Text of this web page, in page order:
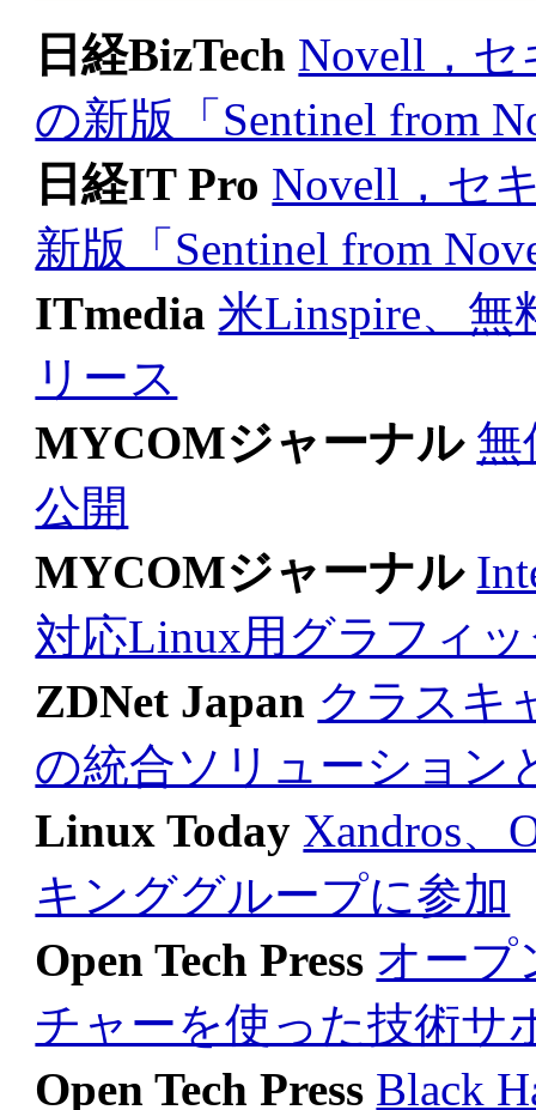
日経BizTech Novell，
の新版「Sentinel from
日経IT Pro Novell，セ
新版「Sentinel from
ITmedia 米Linspire、無
リース
MYCOMジャーナル 無
公開
MYCOMジャーナル
対応Linux用グラフィ
ZDNet Japan クラスキ
の統合ソリューション
Linux Today Xandros、
キンググループに参加
Open Tech Press オープ
チャーを使った技術サ
Open Tech Press Black